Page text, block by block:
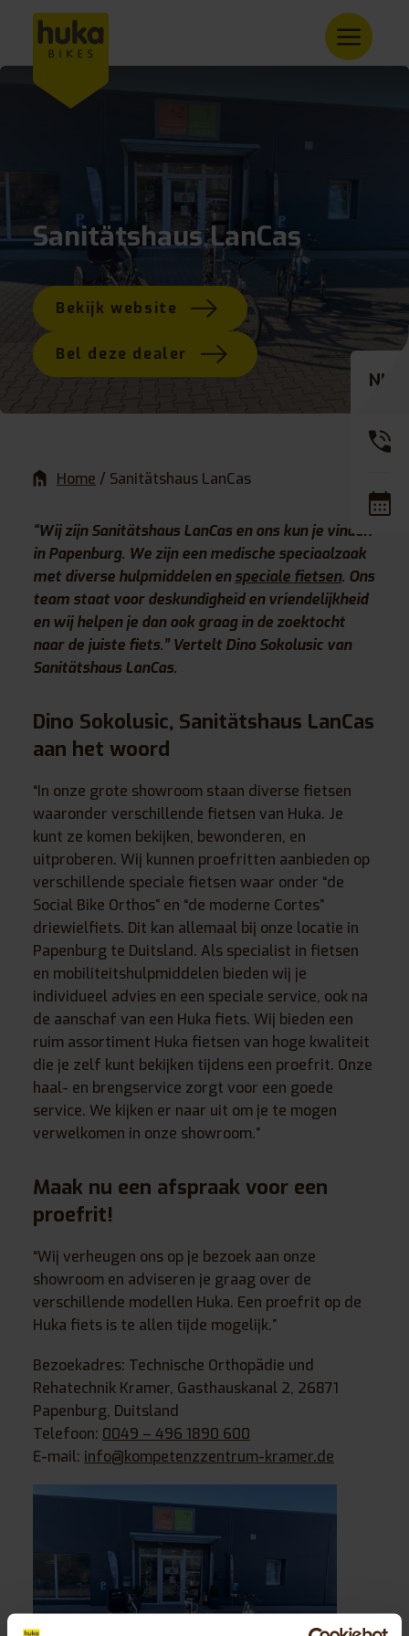
Sanitätshaus LanCas
Bekijk website
Bel deze dealer
Home / Sanitätshaus LanCas
“Wij zijn Sanitätshaus LanCas en ons kun je vinden
in Papenburg. We zijn een medische speciaalzaak
met diverse hulpmiddelen enspeciale fietsen. Ons
team staat voor deskundigheid en vriendelijkheid
en wij helpen je dan ook graag in de zoektocht
naar de juiste fiets.” Vertelt Dino Sokolusic van
Sanitätshaus LanCas.
Dino Sokolusic, Sanitätshaus LanCas
aan het woord
“In onze grote showroom staan diverse fietsen
waaronder verschillende fietsen van Huka. Je
kunt ze komen bekijken, bewonderen, en
uitproberen. Wij kunnen proefritten aanbieden op
verschillende speciale fietsen waar onder “de
Social Bike Orthos” en “de moderne Cortes”
driewielfiets. Dit kan allemaal bij onze locatie in
Papenburg te Duitsland. Als specialist in fietsen
en mobiliteitshulpmiddelen bieden wij je
individueel advies en een speciale service, ook na
de aanschaf van een Huka fiets. Wij bieden een
ruim assortiment Huka fietsen van hoge kwaliteit
die je zelf kunt bekijken tijdens een proefrit. Onze
haal- en brengservice zorgt voor een goede
service. We kijken er naar uit om je te mogen
verwelkomen in onze showroom.”
Maak nu een afspraak voor een
proefrit!
“Wij verheugen ons op je bezoek aan onze
showroom en adviseren je graag over de
verschillende modellen Huka. Een proefrit op de
Huka fiets is te allen tijde mogelijk.”
Bezoekadres: Technische Orthopädie und
Rehatechnik Kramer, Gasthauskanal 2, 26871
Papenburg, Duitsland
Telefoon: 0049 – 496 1890 600
E-mail: info@kompetenzzentrum-kramer.de
NL